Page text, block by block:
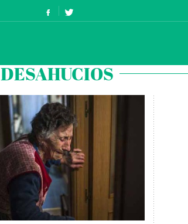
DESAHUCIOS